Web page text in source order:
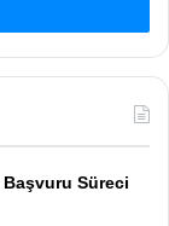
Başvuru Süreci